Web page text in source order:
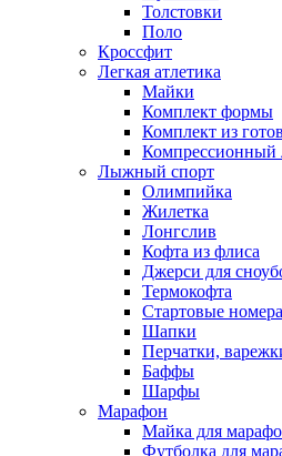
Толстовки
Поло
Кроссфит
Легкая атлетика
Майки
Комплект формы
Комплект из
Компрессионный
Лыжный спорт
Олимпийка
Жилетка
Лонгслив
Кофта из флиса
Джерси для
Термокофта
Стартовые номера
Шапки
Перчатки,
Баффы
Шарфы
Марафон
Майка для
Футболка для